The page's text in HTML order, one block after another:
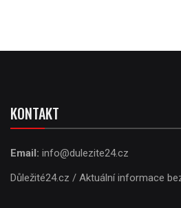
KONTAKT
Email: info@dulezite24.cz
Důležité24.cz / Aktuální informace